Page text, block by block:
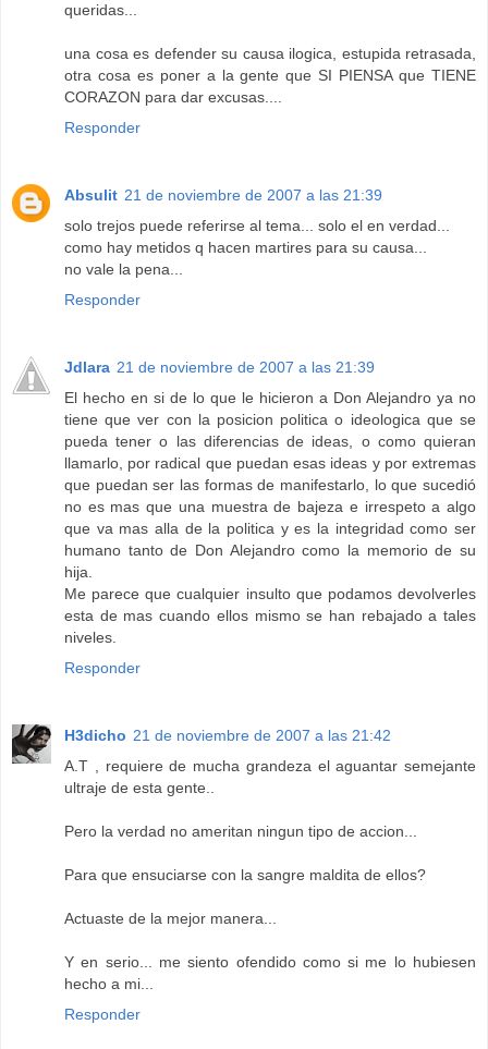
queridas...
una cosa es defender su causa ilogica, estupida retrasada,
otra cosa es poner a la gente que SI PIENSA que TIENE
CORAZON para dar excusas....
Responder
Absulit 21 de noviembre de 2007 a las 21:39
solo trejos puede referirse al tema... solo el en verdad...
como hay metidos q hacen martires para su causa...
no vale la pena...
Responder
Jdlara 21 de noviembre de 2007 a las 21:39
El hecho en si de lo que le hicieron a Don Alejandro ya no
tiene que ver con la posicion politica o ideologica que se
pueda tener o las diferencias de ideas, o como quieran
llamarlo, por radical que puedan esas ideas y por extremas
que puedan ser las formas de manifestarlo, lo que sucedió
no es mas que una muestra de bajeza e irrespeto a algo
que va mas alla de la politica y es la integridad como ser
humano tanto de Don Alejandro como la memorio de su
hija.
Me parece que cualquier insulto que podamos devolverles
esta de mas cuando ellos mismo se han rebajado a tales
niveles.
Responder
H3dicho 21 de noviembre de 2007 a las 21:42
A.T , requiere de mucha grandeza el aguantar semejante
ultraje de esta gente..
Pero la verdad no ameritan ningun tipo de accion...
Para que ensuciarse con la sangre maldita de ellos?
Actuaste de la mejor manera...
Y en serio... me siento ofendido como si me lo hubiesen
hecho a mi...
Responder